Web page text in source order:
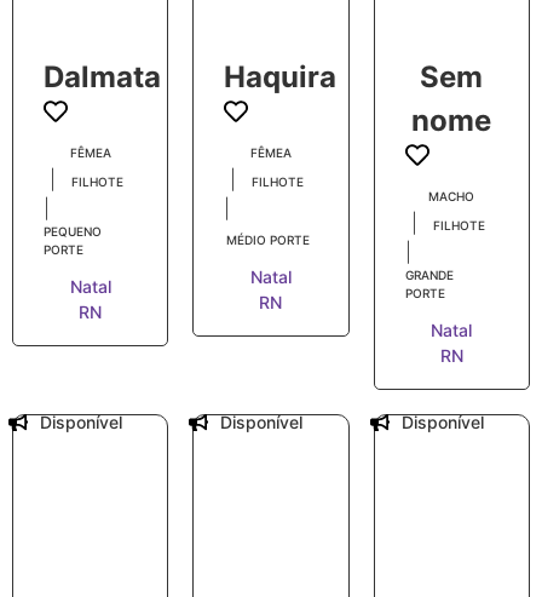
Dalmata
FÊMEA
FILHOTE
PEQUENO
PORTE
Natal
RN
Haquira
FÊMEA
FILHOTE
MÉDIO PORTE
Natal
RN
Sem
nome
MACHO
FILHOTE
GRANDE
PORTE
Natal
RN
Disponível Disponível Disponível